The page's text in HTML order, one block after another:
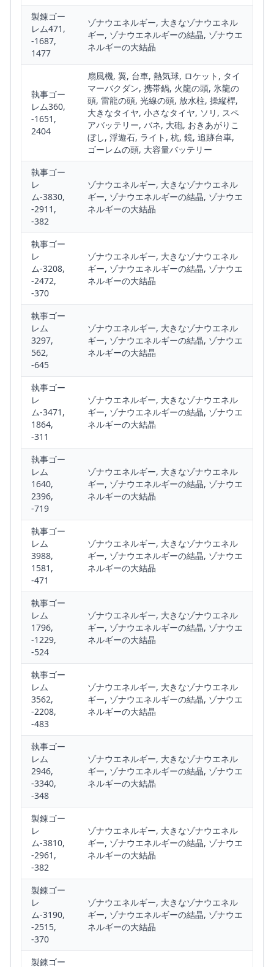
製錬ゴー
レム471,
-1687,
1477
ゾナウエネルギー, 大きなゾナウエネル
ギー, ゾナウエネルギーの結晶, ゾナウエ
ネルギーの大結晶
執事ゴー
レム360,
-1651,
2404
扇風機, 翼, 台車, 熱気球, ロケット, タイ
マーバクダン, 携帯鍋, 火龍の頭, 氷龍の
頭, 雷龍の頭, 光線の頭, 放水柱, 操縦桿,
大きなタイヤ, 小さなタイヤ, ソリ, スペ
アバッテリー, バネ, 大砲, おきあがりこ
ぼし, 浮遊石, ライト, 杭, 鏡, 追跡台車,
ゴーレムの頭, 大容量バッテリー
執事ゴー
レ
ム-3830,
-2911,
-382
ゾナウエネルギー, 大きなゾナウエネル
ギー, ゾナウエネルギーの結晶, ゾナウエ
ネルギーの大結晶
執事ゴー
レ
ム-3208,
-2472,
-370
ゾナウエネルギー, 大きなゾナウエネル
ギー, ゾナウエネルギーの結晶, ゾナウエ
ネルギーの大結晶
執事ゴー
レム
3297,
562,
-645
ゾナウエネルギー, 大きなゾナウエネル
ギー, ゾナウエネルギーの結晶, ゾナウエ
ネルギーの大結晶
執事ゴー
レ
ム-3471,
1864,
-311
ゾナウエネルギー, 大きなゾナウエネル
ギー, ゾナウエネルギーの結晶, ゾナウエ
ネルギーの大結晶
執事ゴー
レム
1640,
2396,
-719
ゾナウエネルギー, 大きなゾナウエネル
ギー, ゾナウエネルギーの結晶, ゾナウエ
ネルギーの大結晶
執事ゴー
レム
3988,
1581,
-471
ゾナウエネルギー, 大きなゾナウエネル
ギー, ゾナウエネルギーの結晶, ゾナウエ
ネルギーの大結晶
執事ゴー
レム
1796,
-1229,
-524
ゾナウエネルギー, 大きなゾナウエネル
ギー, ゾナウエネルギーの結晶, ゾナウエ
ネルギーの大結晶
執事ゴー
レム
3562,
-2208,
-483
ゾナウエネルギー, 大きなゾナウエネル
ギー, ゾナウエネルギーの結晶, ゾナウエ
ネルギーの大結晶
執事ゴー
レム
2946,
-3340,
-348
ゾナウエネルギー, 大きなゾナウエネル
ギー, ゾナウエネルギーの結晶, ゾナウエ
ネルギーの大結晶
製錬ゴー
レ
ム-3810,
-2961,
-382
ゾナウエネルギー, 大きなゾナウエネル
ギー, ゾナウエネルギーの結晶, ゾナウエ
ネルギーの大結晶
製錬ゴー
レ
ム-3190,
-2515,
-370
ゾナウエネルギー, 大きなゾナウエネル
ギー, ゾナウエネルギーの結晶, ゾナウエ
ネルギーの大結晶
製錬ゴー